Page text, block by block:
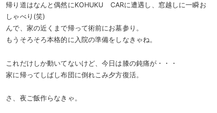
帰り道はなんと偶然にKOHUKU CARに遭遇し、窓越しに一瞬お
しゃべり(笑)
んで、家の近くまで帰って術前にお墓参り。
もうそろそろ本格的に入院の準備をしなきゃね。
これだけしか動いてないけど、今日は膝の鈍痛が・・・
家に帰ってしばし布団に倒れこみ夕方復活。
さ、夜ご飯作らなきゃ。